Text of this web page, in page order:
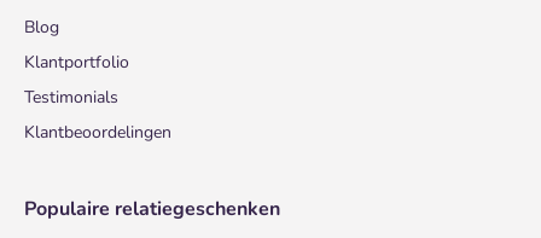
Blog
Klantportfolio
Testimonials
Klantbeoordelingen
Populaire relatiegeschenken